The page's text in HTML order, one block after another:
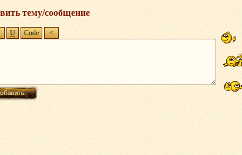
тему/сообщение